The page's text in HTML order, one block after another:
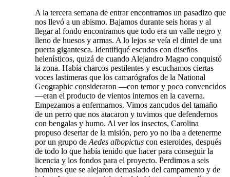
A la tercera semana de entrar encontramos un pasadizo que
nos llevó a un abismo. Bajamos durante seis horas y al
llegar al fondo encontramos que todo era un valle negro y
lleno de huesos y armas. A lo lejos se veía el dintel de una
puerta gigantesca. Identifiqué escudos con diseños
helenísticos, quizá de cuando Alejandro Magno conquistó
la zona. Había charcos pestilentes y escuchamos ciertas
voces lastimeras que los camarógrafos de la National
Geographic consideraron —con temor y poco convencidos
—eran el producto de vientos internos en la caverna.
Empezamos a enfermarnos. Vimos zancudos del tamaño
de un perro que nos atacaron y tuvimos que defendernos
con bengalas y humo. Al ver los insectos, Carolina
propuso desertar de la misión, pero yo no iba a detenerme
por un grupo de Aedes albopictus con esteroides, después
de todo lo que había tenido que hacer para conseguir la
licencia y los fondos para el proyecto. Perdimos a seis
hombres que se alejaron demasiado del campamento y de